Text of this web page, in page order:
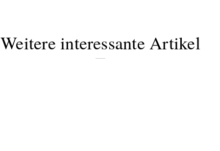
Weitere interessante Artikel